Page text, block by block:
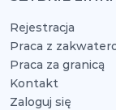
Rejestracja
Praca z
Praca za granicą
Kontakt
Zaloguj się